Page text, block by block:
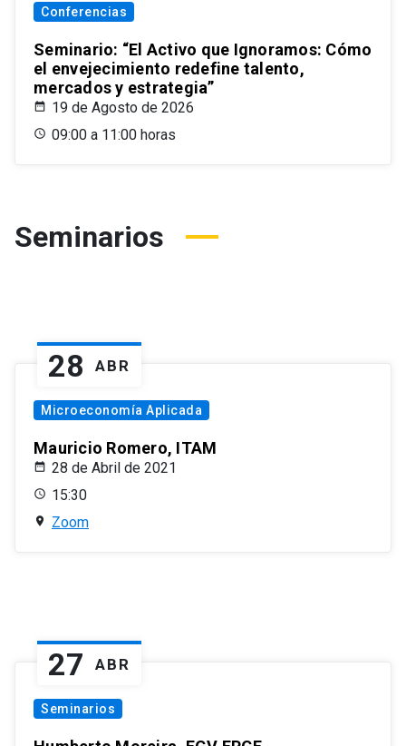
Conferencias
Seminario: “El Activo que Ignoramos: Cómo
el envejecimiento redefine talento,
mercados y estrategia”
19 de Agosto de 2026
09:00 a 11:00 horas
Seminarios
28 ABR
Microeconomía Aplicada
Mauricio Romero, ITAM
28 de Abril de 2021
15:30
Zoom
27 ABR
Seminarios